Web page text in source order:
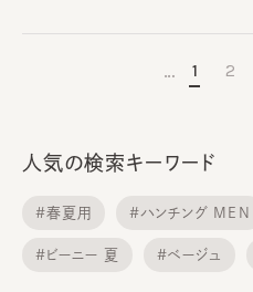
… 1 2
人気の検索キーワード
#春夏用 #ハンチング MEN
#ビーニー 夏 #ベージュ